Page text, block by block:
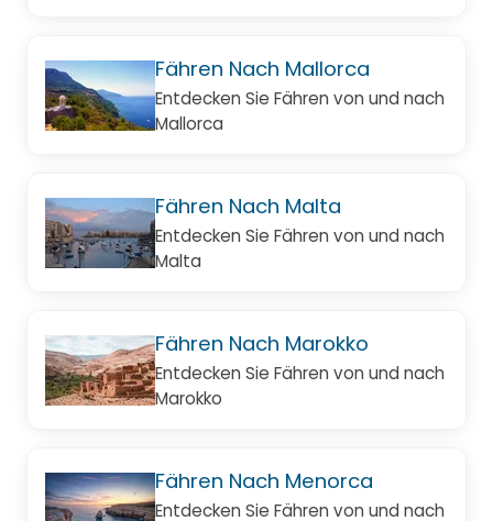
Fähren Nach Mallorca
Entdecken Sie Fähren von und nach
Mallorca
Fähren Nach Malta
Entdecken Sie Fähren von und nach
Malta
Fähren Nach Marokko
Entdecken Sie Fähren von und nach
Marokko
Fähren Nach Menorca
Entdecken Sie Fähren von und nach